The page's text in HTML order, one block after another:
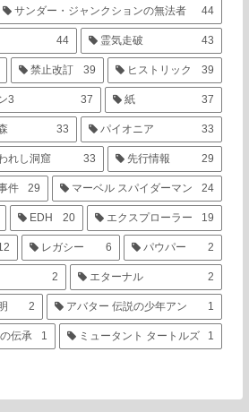
サンダー・ジャンクションの無法者 44
44 霊気走破 43
禁止改訂 39 ヒストリック 39
3 37 紙 37
33 パイオニア 33
れし洞窟 33 先行情報 29
件 29 マーベル スパイダーマン 24
EDH 20 エクスプローラー 19
レガシー 6 パウパー 2
2 エターナル 2
2 アバター 伝説の少年アン 1
伝承 1 ミュータント タートルズ 1